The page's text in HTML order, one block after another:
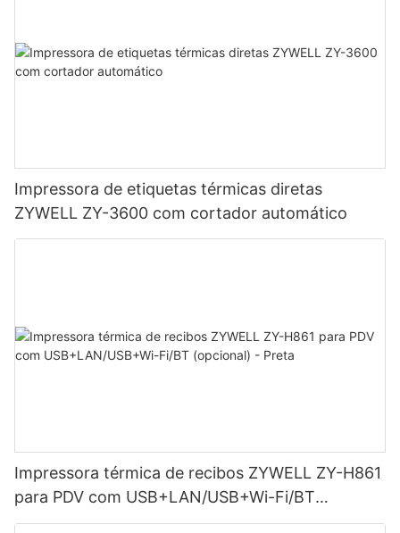
Impressora de etiquetas térmicas diretas
ZYWELL ZY-3600 com cortador automático
Impressora térmica de recibos ZYWELL ZY-H861
para PDV com USB+LAN/USB+Wi-Fi/BT
(opcional) - Preta